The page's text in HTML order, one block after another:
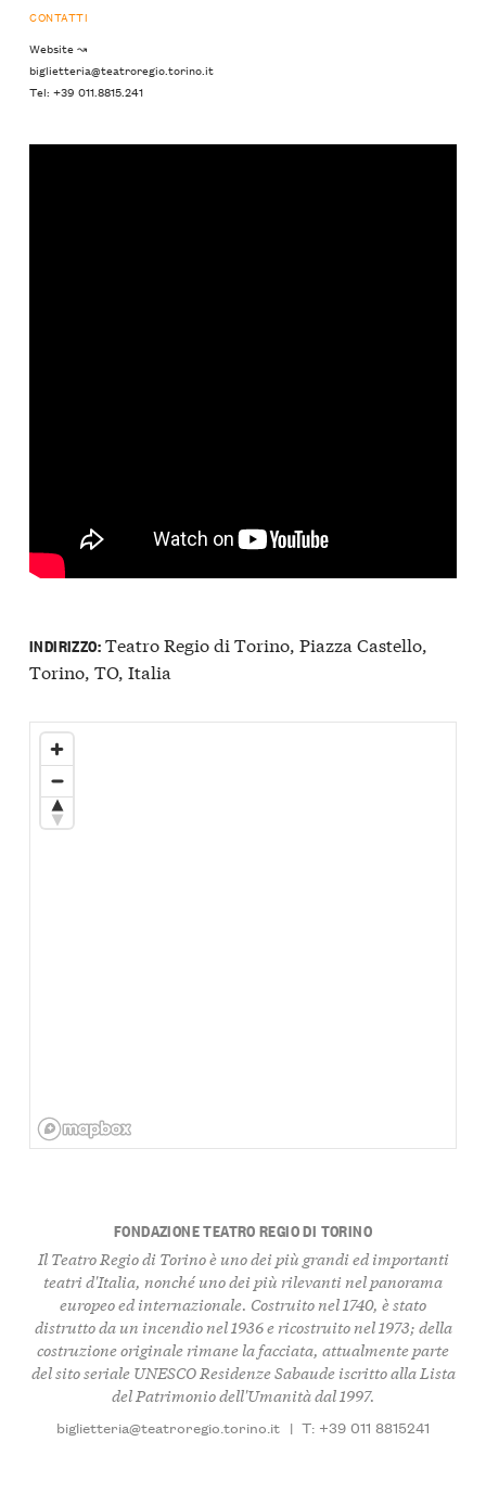
CONTATTI
Website ↝
biglietteria@teatroregio.torino.it
Tel: +39 011.8815.241
INDIRIZZO:Teatro Regio di Torino, Piazza Castello,
Torino, TO, Italia
FONDAZIONE TEATRO REGIO DI TORINO
Il Teatro Regio di Torino è uno dei più grandi ed importanti
teatri d'Italia, nonché uno dei più rilevanti nel panorama
europeo ed internazionale. Costruito nel 1740, è stato
distrutto da un incendio nel 1936 e ricostruito nel 1973; della
costruzione originale rimane la facciata, attualmente parte
del sito seriale UNESCO Residenze Sabaude iscritto alla Lista
del Patrimonio dell'Umanità dal 1997.
biglietteria@teatroregio.torino.it | T: +39 011 8815241